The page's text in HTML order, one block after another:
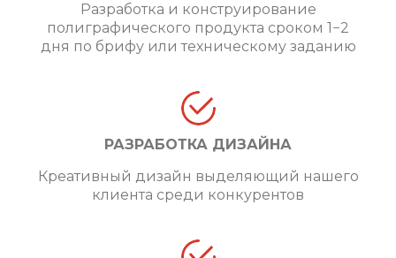
Разработка и конструирование
полиграфического продукта сроком 1−2
дня по брифу или техническому заданию
РАЗРАБОТКА ДИЗАЙНА
Креативный дизайн выделяющий нашего
клиента среди конкурентов